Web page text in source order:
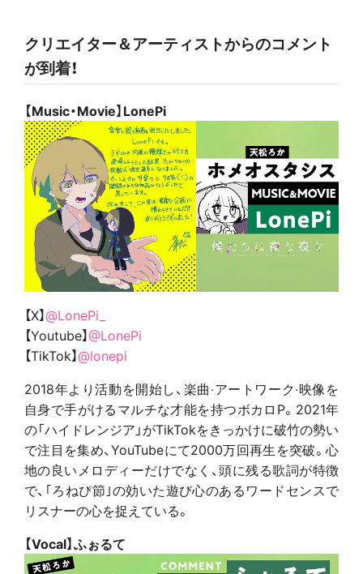
クリエイター＆アーティストからのコメント
が到着！
【Music・Movie】LonePi
【X】@LonePi_
【Youtube】@LonePi
【TikTok】@lonepi
2018年より活動を開始し、楽曲‧アートワーク‧映像を
自身で手がけるマルチな才能を持つボカロP。2021年
の「ハイドレンジア」がTikTokをきっかけに破竹の勢い
で注目を集め、YouTubeにて2000万回再生を突破。心
地の良いメロディーだけでなく、頭に残る歌詞が特徴
で、｢ろねぴ節｣の効いた遊び心のあるワードセンスで
リスナーの心を捉えている。
【Vocal】ふぉるて